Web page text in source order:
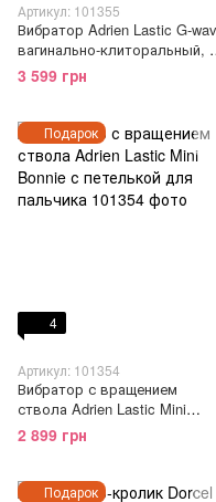
Артикул: 101355
Вибратор Adrien Lastic G-
вагинально-клиторальный, 2
мотора, универсальный
3 599 грн
Подарок
4
Артикул: 101354
Вибратор с вращением
ствола Adrien Lastic Mini
Bonnie с петелькой для
пальчика
2 899 грн
Подарок